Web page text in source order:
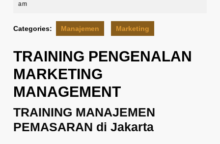
am
Categories: Manajemen Marketing
TRAINING PENGENALAN
MARKETING
MANAGEMENT
TRAINING MANAJEMEN
PEMASARAN di Jakarta